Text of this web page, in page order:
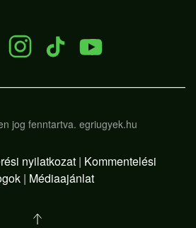
jog fenntartva. egriugyek.hu
nyilatkozat | Kommentelési
| Médiaajánlat